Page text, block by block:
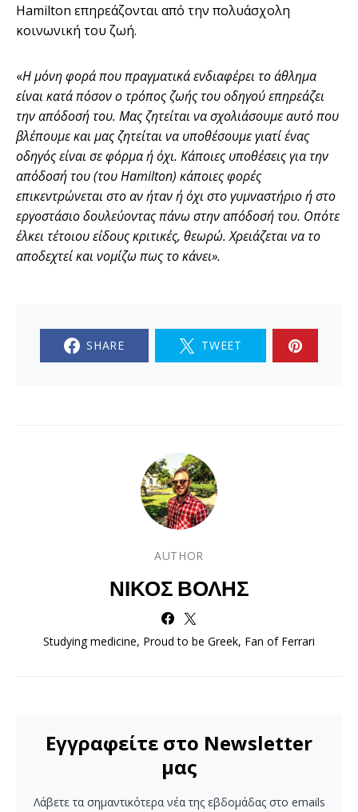
Hamilton επηρεάζονται από την πολυάσχολη
κοινωνική του ζωή.
«Η μόνη φορά που πραγματικά ενδιαφέρει το άθλημα
είναι κατά πόσον ο τρόπος ζωής του οδηγού επηρεάζει
την απόδοσή του. Μας ζητείται να σχολιάσουμε αυτό που
βλέπουμε και μας ζητείται να υποθέσουμε γιατί ένας
οδηγός είναι σε φόρμα ή όχι. Κάποιες υποθέσεις για την
απόδοσή του (τουHamilton) κάποιες φορές
επικεντρώνεται στο αν ήταν ή όχι στο γυμναστήριο ή στο
εργοστάσιο δουλεύοντας πάνω στην απόδοσή του. Οπότε
έλκει τέτοιου είδους κριτικές, θεωρώ. Χρειάζεται να το
αποδεχτεί και νομίζω πως το κάνει».
SHARE TWEET
AUTHOR
ΝΊΚΟΣ ΒΌΛΗΣ
Studying medicine, Proud to be Greek, Fan of Ferrari
Εγγραφείτε στο Newsletter
μας
Λάβετε τα σημαντικότερα νέα της εβδομάδας στο emails